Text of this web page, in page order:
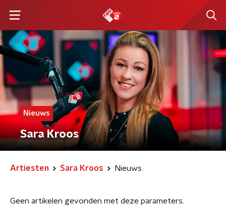
Nieuws
Sara Kroos
Artiesten Sara Kroos Nieuws
Geen artikelen gevonden met deze parameters.